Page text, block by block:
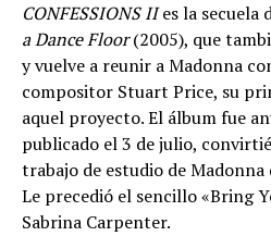
CONFESSIONS IIes la secuela
a Dance Floor(2005), que
y vuelve a reunir a Madonna
compositor Stuart Price, su
aquel proyecto. El álbum fue
publicado el 3 de julio,
trabajo de estudio de Madonna
Le precedió el sencillo «Bring
Sabrina Carpenter.